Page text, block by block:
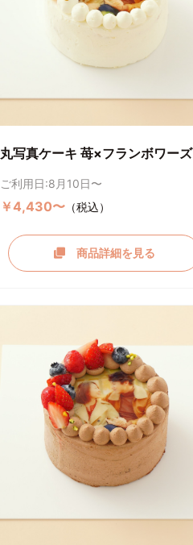
丸写真ケーキ 苺×フランボワーズ
ご利用日:8月10日〜
￥4,430〜 （税込）
商品詳細を見る